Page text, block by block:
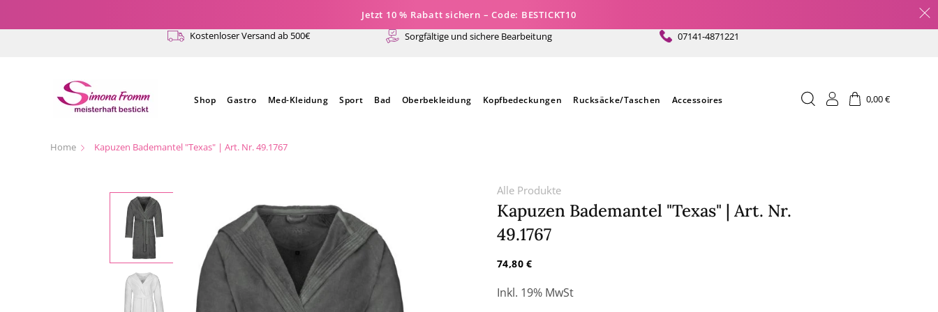
zum
Jetzt 10 % Rabatt sichern – Code: BESTICKT10
Kostenloser Versand ab 500€
Sorgfältige und sichere Bearbeitung 07141-4871221
Shop Gastro Med-Kleidung Sport Bad Oberbekleidung Kopfbedeckungen Rucksäcke/Taschen Accessoires Einloggen
Warenkorb
0,00 €
Home Kapuzen Bademantel "Texas" | Art. Nr. 49.1767
Zu
Produktinformationen
springen
Alle Produkte
Kapuzen Bademantel "Texas" | Art. Nr.
49.1767
Normaler
74,80 €
Inkl. 19% MwSt